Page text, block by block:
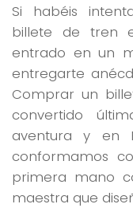
Si habéis
billete de tren
entrado en un
entregarte
Comprar un
convertido
aventura y en
conformamos
primera mano
maestra que